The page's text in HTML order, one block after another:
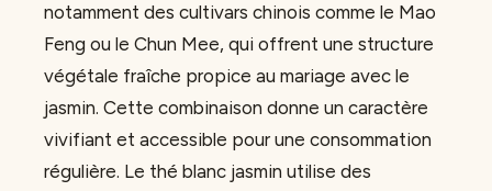
notamment des cultivars chinois comme le Mao
Feng ou le Chun Mee, qui offrent une structure
végétale fraîche propice au mariage avec le
jasmin. Cette combinaison donne un caractère
vivifiant et accessible pour une consommation
régulière. Le thé blanc jasmin utilise des